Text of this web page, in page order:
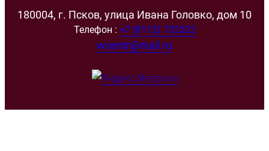
180004, г. Псков, улица Ивана Головко, дом 10
Телефон : +7 (8112) 732522
wcentr@mail.ru